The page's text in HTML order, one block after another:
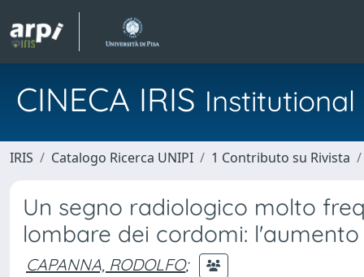
CINECA IRIS
IRIS Catalogo Ricerca UNIPI 1 Contributo su Rivista
Un segno radiologico molto
lombare dei cordomi:
CAPANNA, RODOLFO;